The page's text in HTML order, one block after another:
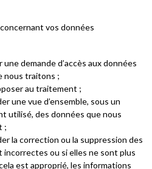
vos données
demande d’accès aux données
nous traitons ;
au traitement ;
une vue d’ensemble, sous un
utilisé, des données que nous
;
la correction ou la suppression des
incorrectes ou si elles ne sont plus
est approprié, les informations